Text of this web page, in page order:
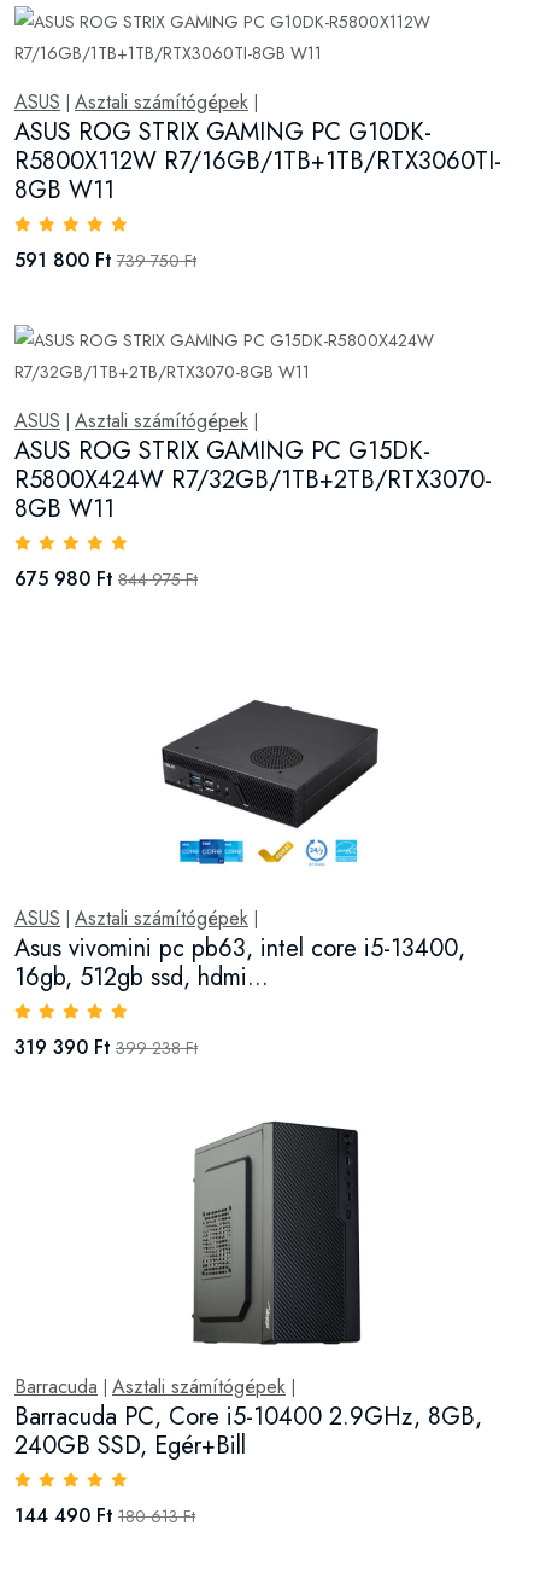
ASUS | Asztali számítógépek |
ASUS ROG STRIX GAMING PC G10DK-
R5800X112W R7/16GB/1TB+1TB/RTX3060TI-
8GB W11
591 800 Ft 739 750 Ft
ASUS | Asztali számítógépek |
ASUS ROG STRIX GAMING PC G15DK-
R5800X424W R7/32GB/1TB+2TB/RTX3070-
8GB W11
675 980 Ft 844 975 Ft
ASUS | Asztali számítógépek |
Asus vivomini pc pb63, intel core i5-13400,
16gb, 512gb ssd, hdmi...
319 390 Ft 399 238 Ft
Barracuda | Asztali számítógépek |
Barracuda PC, Core i5-10400 2.9GHz, 8GB,
240GB SSD, Egér+Bill
144 490 Ft 180 613 Ft